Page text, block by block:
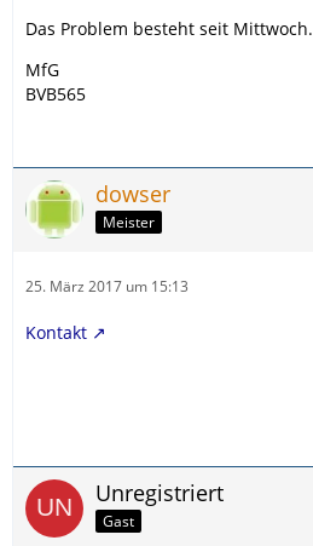
Das Problem besteht seit Mittwoch.
MfG
BVB565
dowser
Meister
25. März 2017 um 15:13
Kontakt
Unregistriert
Gast